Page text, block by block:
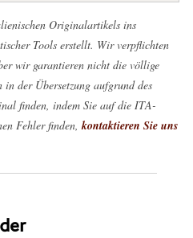
Originalartikels ins
Tools erstellt. Wir verpflichten
wir garantieren nicht die völlige
in der Übersetzung aufgrund des
finden, indem Sie auf die ITA-
Fehler finden, kontaktieren Sie uns